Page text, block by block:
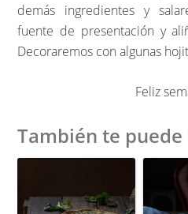
demás ingredientes y
fuente de presentación y
Decoraremos con algunas
Feliz
También te